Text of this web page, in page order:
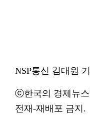
NSP통신 김대원
ⓒ한국의 경제뉴스
전재-재배포 금지.